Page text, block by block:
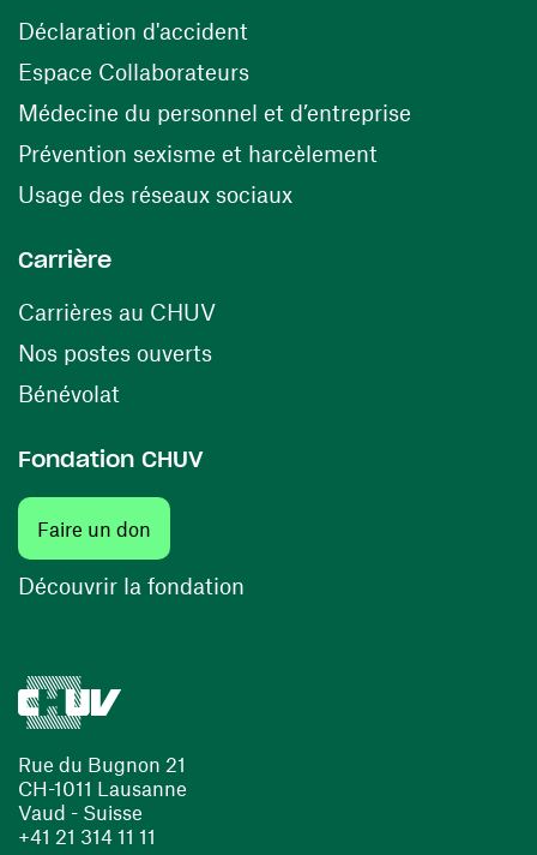
Rue du Bugnon 21
CH-1011 Lausanne
Vaud - Suisse
+41 21 314 11 11
Déclaration d'accident
Espace Collaborateurs(ouvre une nouvelle fenêtre)
Médecine du personnel et d’entreprise
Prévention sexisme et harcèlement
Usage des réseaux sociaux(ouvre une nouvelle
Carrière
Carrières au CHUV(ouvre une nouvelle fenêtre)
Nos postes ouverts(ouvre une nouvelle fenêtre)
Bénévolat
Fondation CHUV
Faire un don
Découvrir la fondation